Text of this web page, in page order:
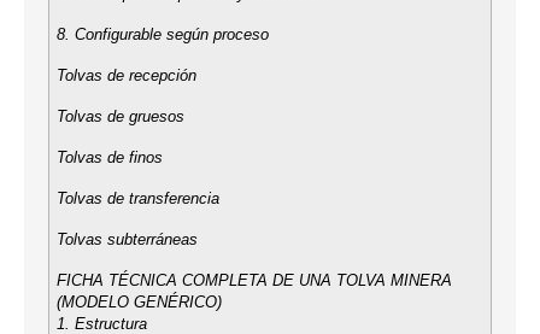
8. Configurable según proceso
Tolvas de recepción
Tolvas de gruesos
Tolvas de finos
Tolvas de transferencia
Tolvas subterráneas
FICHA TÉCNICA COMPLETA DE UNA TOLVA MINERA
(MODELO GENÉRICO)
1. Estructura